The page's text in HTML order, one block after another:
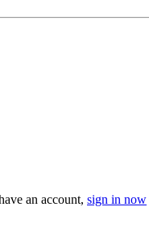
an account, sign in now